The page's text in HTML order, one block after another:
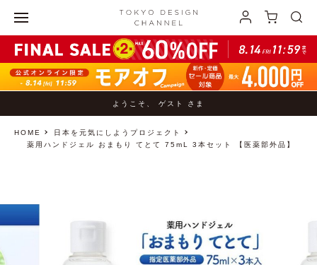
ようこそ、 ゲスト さま
HOME
日本を元気にしようプロジェクト
薬用ハンドジェル おまもり てとて 75mL 3本セット 【医薬部外品】